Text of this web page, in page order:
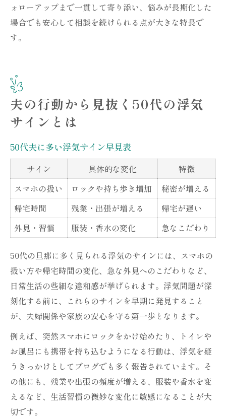
ォローアップまで一貫して寄り添い、悩みが長期化した
場合でも安心して相談を続けられる点が大きな特長で
す。
夫の行動から見抜く50代の浮気
サインとは
50代夫に多い浮気サイン早見表
サイン 具体的な変化
特徴
スマホの扱い
ロックや持ち歩き増加
秘密が増える
帰宅時間
残業・出張が増える
帰宅が遅い
外見・習慣
服装・香水の変化 急なこだわり
50代の旦那に多く見られる浮気のサインには、スマホの
扱い方や帰宅時間の変化、急な外見へのこだわりなど、
日常生活の些細な違和感が挙げられます。浮気問題が深
刻化する前に、これらのサインを早期に発見すること
が、夫婦関係や家族の安心を守る第一歩となります。
例えば、突然スマホにロックをかけ始めたり、トイレや
お風呂にも携帯を持ち込むようになる行動は、浮気を疑
うきっかけとしてブログでも多く報告されています。そ
の他にも、残業や出張の頻度が増える、服装や香水を変
えるなど、生活習慣の微妙な変化に敏感になることが大
切です。